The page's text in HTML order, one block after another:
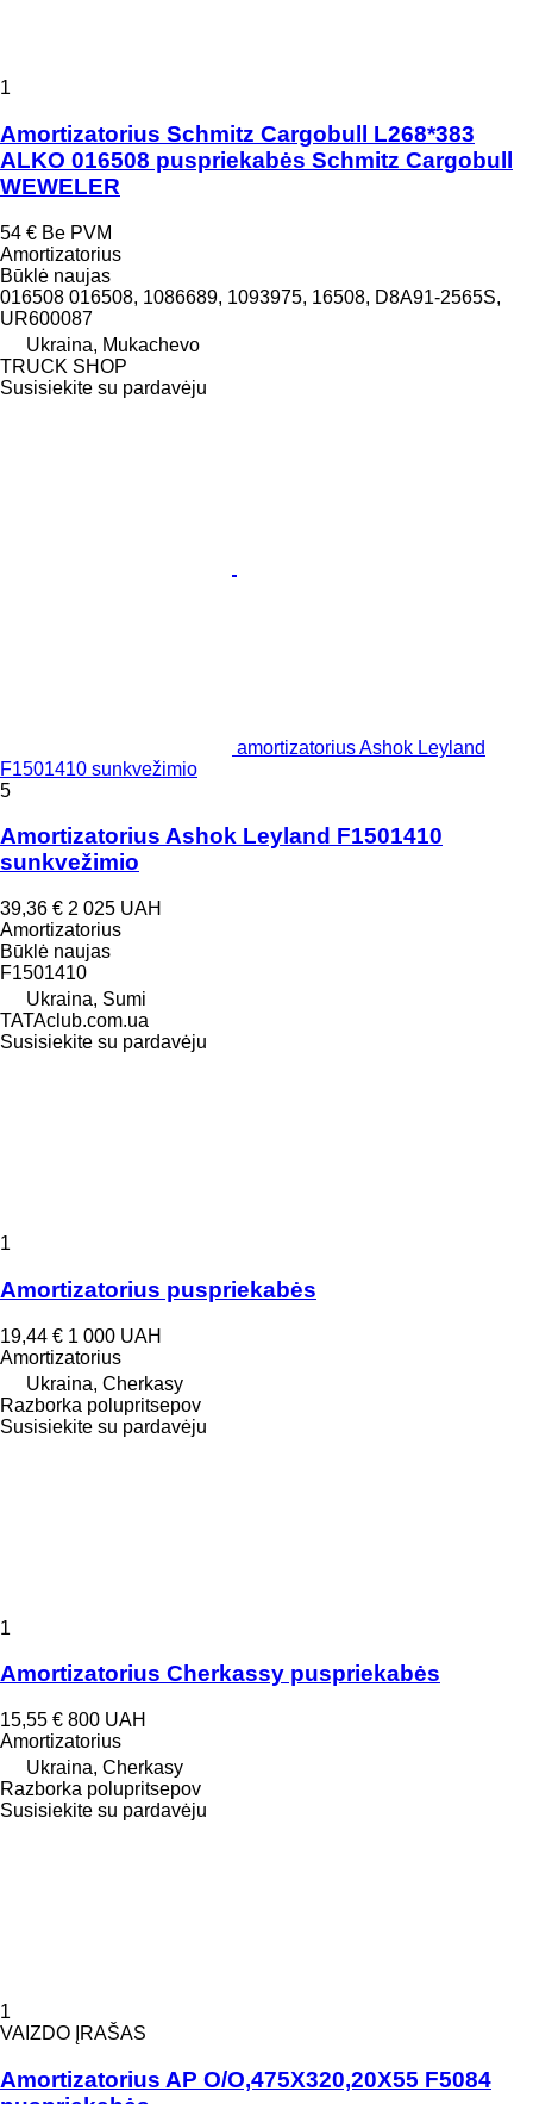
1
Amortizatorius Schmitz Cargobull L268*383
ALKO 016508 puspriekabės Schmitz Cargobull
WEWELER
54 € Be PVM
Amortizatorius
Būklė naujas
016508 016508, 1086689, 1093975, 16508, D8A91-2565S,
UR600087
Ukraina, Mukachevo
TRUCK SHOP
Susisiekite su pardavėju
amortizatorius Ashok Leyland
F1501410 sunkvežimio
5
Amortizatorius Ashok Leyland F1501410
sunkvežimio
39,36 € 2 025 UAH
Amortizatorius
Būklė naujas
F1501410
Ukraina, Sumi
TATAclub.com.ua
Susisiekite su pardavėju
1
Amortizatorius puspriekabės
19,44 € 1 000 UAH
Amortizatorius
Ukraina, Cherkasy
Razborka polupritsepov
Susisiekite su pardavėju
1
Amortizatorius Cherkassy puspriekabės
15,55 € 800 UAH
Amortizatorius
Ukraina, Cherkasy
Razborka polupritsepov
Susisiekite su pardavėju
1
VAIZDO ĮRAŠAS
Amortizatorius AP O/O,475X320,20X55 F5084